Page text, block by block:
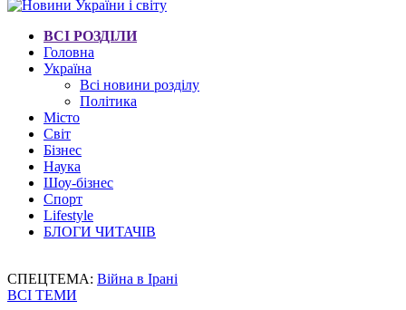
ВСІ РОЗДІЛИ
Головна
Україна
Всі новини розділу
Політика
Місто
Світ
Бізнес
Наука
Шоу-бізнес
Спорт
Lifestyle
БЛОГИ ЧИТАЧІВ
СПЕЦТЕМА: Війна в Ірані
ВСІ ТЕМИ